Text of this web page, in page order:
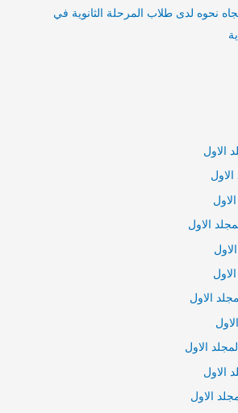
نحوه لدى طلاب المرحلة الثانوية في
الاول
الاول
الاول
الاول
الاول
الاول
الاول